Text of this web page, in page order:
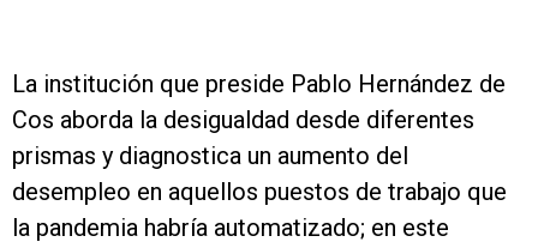
La institución que preside Pablo Hernández de
Cos aborda la desigualdad desde diferentes
prismas y diagnostica un aumento del
desempleo en aquellos puestos de trabajo que
la pandemia habría automatizado; en este